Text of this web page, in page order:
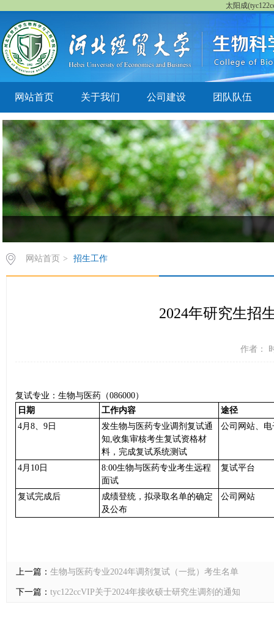
太阳成
网站首页 关于我们 公司建设 团队队伍
网站首页 > 招生工作
​2024年研究生招
作者：
复试专业：生物与医药（086000）
日期
工作内容
途径
4月8、9日
发生物与医药专业调剂复试通
知,收集审核考生复试资格材
料，完成复试系统测试
公司网站、
4月10日
8:00生物与医药专业考生远程
面试
复试平台
复试完成后
成绩登统，拟录取名单的确定
及公布
公司网站
上一篇： 生物与医药专业2024年调剂复试（一批）考生名单
下一篇： tyc122ccVIP关于2024年接收硕士研究生调剂的通知